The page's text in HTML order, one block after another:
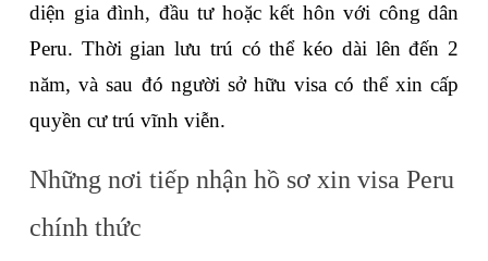
diện gia đình, đầu tư hoặc kết hôn với công dân
Peru. Thời gian lưu trú có thể kéo dài lên đến 2
năm, và sau đó người sở hữu visa có thể xin cấp
quyền cư trú vĩnh viễn.
Những nơi tiếp nhận hồ sơ xin visa Peru
chính thức